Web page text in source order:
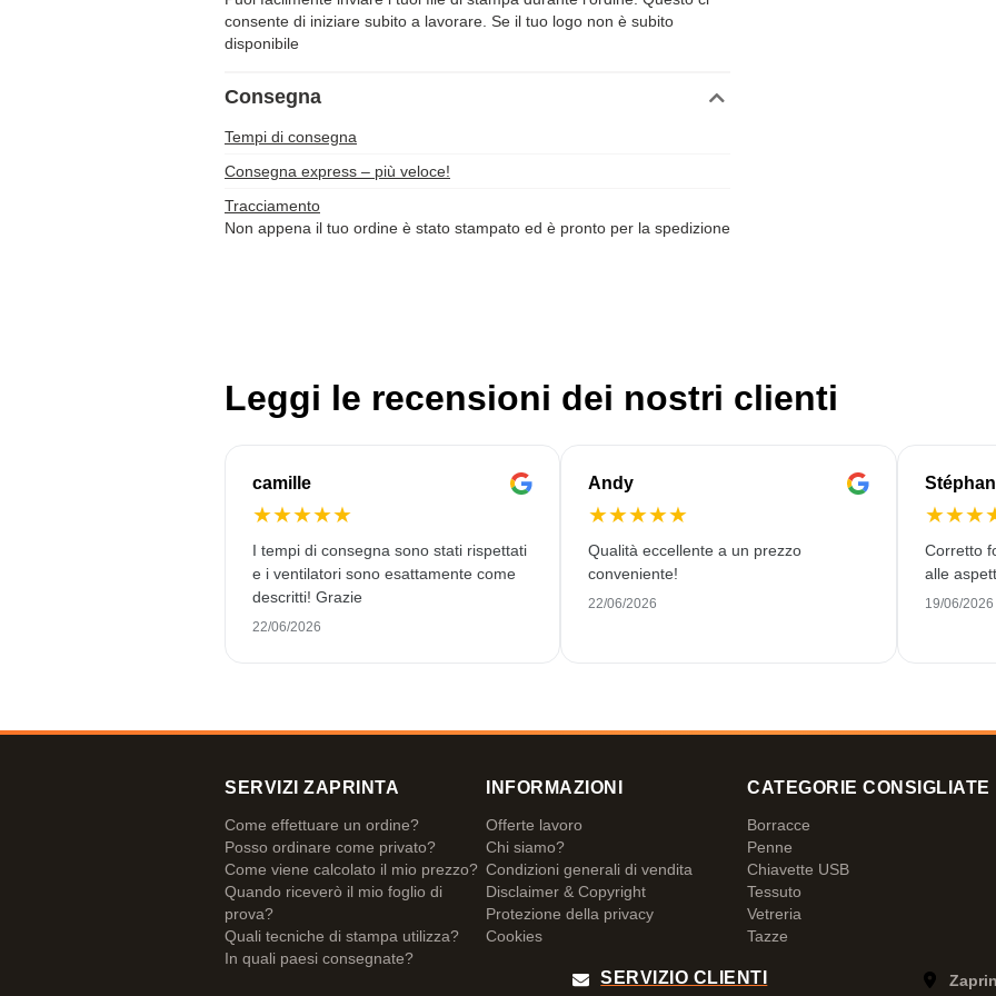
consente di iniziare subito a lavorare. Se il tuo logo non è subito
disponibile
Consegna
Tempi di consegna
Consegna express – più veloce!
Tracciamento
Non appena il tuo ordine è stato stampato ed è pronto per la spedizione
Leggi le recensioni dei nostri clienti
camille
★★★★★
I tempi di consegna sono stati rispettati
e i ventilatori sono esattamente come
descritti! Grazie
22/06/2026
Andy
★★★★★
Qualità eccellente a un prezzo
conveniente!
22/06/2026
★★★
Corretto
alle
19/06/2026
SERVIZI ZAPRINTA
Come effettuare un ordine?
Posso ordinare come privato?
Come viene calcolato il mio prezzo?
Quando riceverò il mio foglio di
prova?
Quali tecniche di stampa utilizza?
In quali paesi consegnate?
INFORMAZIONI
Offerte lavoro
Chi siamo?
Condizioni generali di vendita
Disclaimer & Copyright
Protezione della privacy
Cookies
CATEGORIE CONSIGLIATE
Borracce
Penne
Chiavette USB
Tessuto
Vetreria
Tazze
SERVIZIO CLIENTI